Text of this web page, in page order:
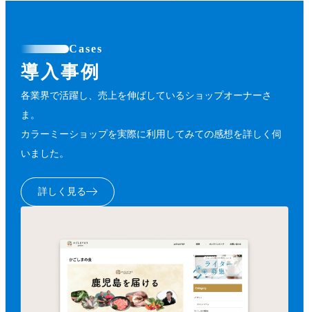
Cases
導入事例
各業界で活躍し、売上を伸ばしているショップオーナーさ
ま。
カラーミーショップを実際に利用してみての感想を詳しく伺
いました。
詳しく見る